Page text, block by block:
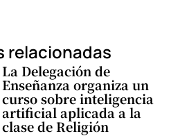
relacionadas
La Delegación de
Enseñanza organiza un
curso sobre inteligencia
artificial aplicada a la
clase de Religión